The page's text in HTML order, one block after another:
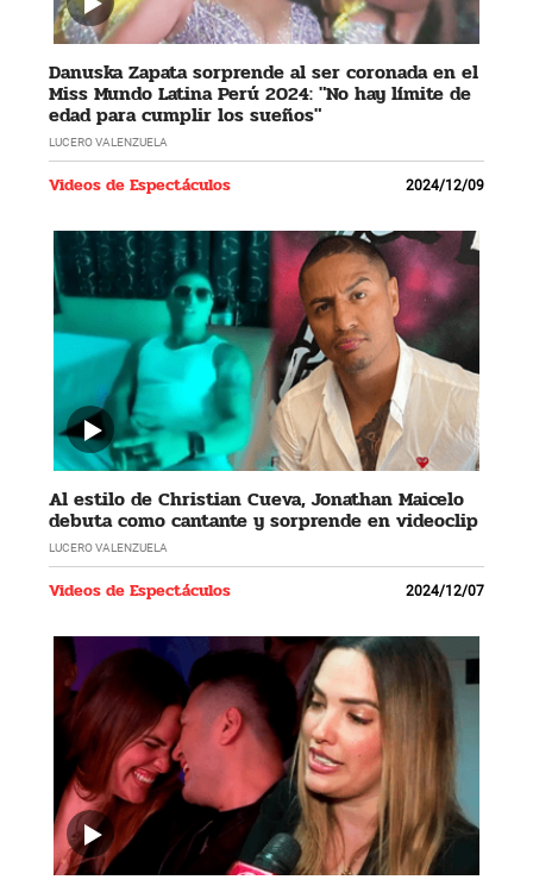
Danuska Zapata sorprende al ser coronada en el
Miss Mundo Latina Perú 2024: "No hay límite de
edad para cumplir los sueños"
LUCERO VALENZUELA
Videos de Espectáculos 2024/12/09
Al estilo de Christian Cueva, Jonathan Maicelo
debuta como cantante y sorprende en videoclip
LUCERO VALENZUELA
Videos de Espectáculos 2024/12/07